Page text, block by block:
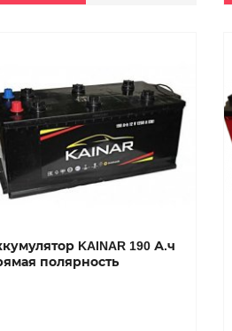
KAINAR 190 А.ч
полярность